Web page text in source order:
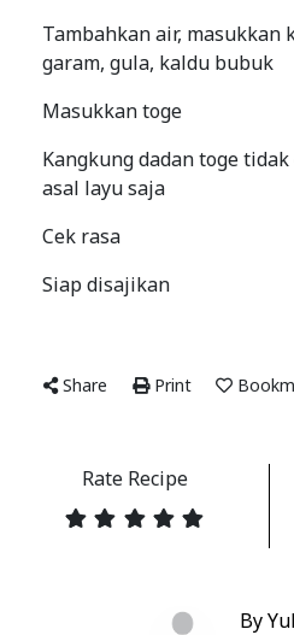
Tambahkan air, masukkan
garam, gula, kaldu bubuk
Masukkan toge
Kangkung dadan toge
asal layu saja
Cek rasa
Siap disajikan
Share Print
Rate Recipe
By